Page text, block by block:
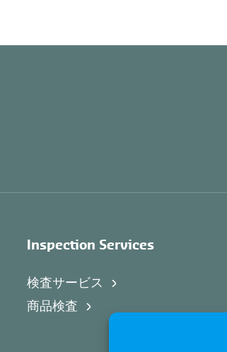
Inspection Services
検査サービス
商品検査